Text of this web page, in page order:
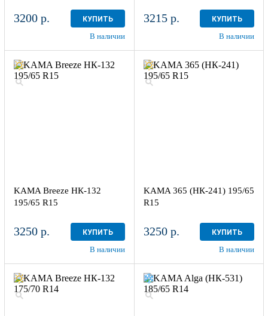
3200 р. КУПИТЬ
В наличии
3215 р. КУПИТЬ
В наличии
KAMA Breeze НК-132
195/65 R15
3250 р. КУПИТЬ
В наличии
KAMA 365 (НК-241) 195/65
R15
3250 р. КУПИТЬ
В наличии